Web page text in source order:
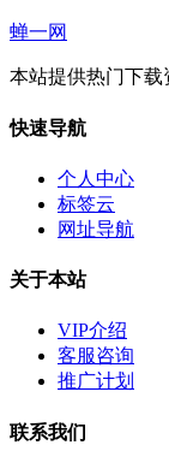
蝉一网
本站提供热门下载
快速导航
个人中心
标签云
网址导航
关于本站
VIP介绍
客服咨询
推广计划
联系我们